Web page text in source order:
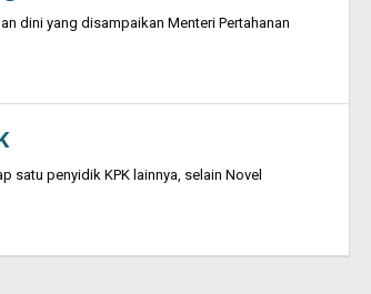
dini yang disampaikan Menteri Pertahanan
satu penyidik KPK lainnya, selain Novel